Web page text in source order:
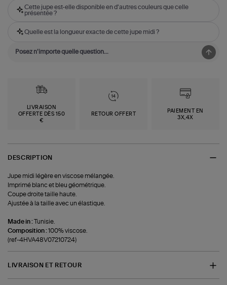
Cette jupe est-elle disponible en d'autres couleurs que celle
présentée ?
Quelle est la longueur exacte de cette jupe midi ?
LIVRAISON
OFFERTE DÈS 150
€
RETOUR OFFERT
PAIEMENT EN
3X,4X
DESCRIPTION
Jupe midi légère en viscose mélangée.
Imprimé blanc et bleu géométrique.
Coupe droite taille haute.
Ajustée à la taille avec un élastique.
Made in :
Tunisie.
Composition :100% viscose.
(ref-4HVA48V07210724)
LIVRAISON ET RETOUR